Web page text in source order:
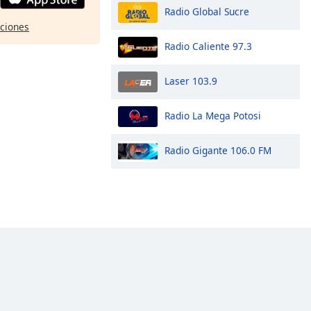
Radio Global Sucre
Radio Caliente 97.3
Laser 103.9
Radio La Mega Potosi
Radio Gigante 106.0 FM